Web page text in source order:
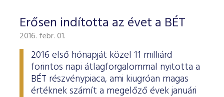
Erősen indította az évet a BÉT
2016. febr. 01.
2016 első hónapját közel 11 milliárd
forintos napi átlagforgalommal nyitotta a
BÉT részvénypiaca, ami kiugróan magas
értéknek számít a megelőző évek januári